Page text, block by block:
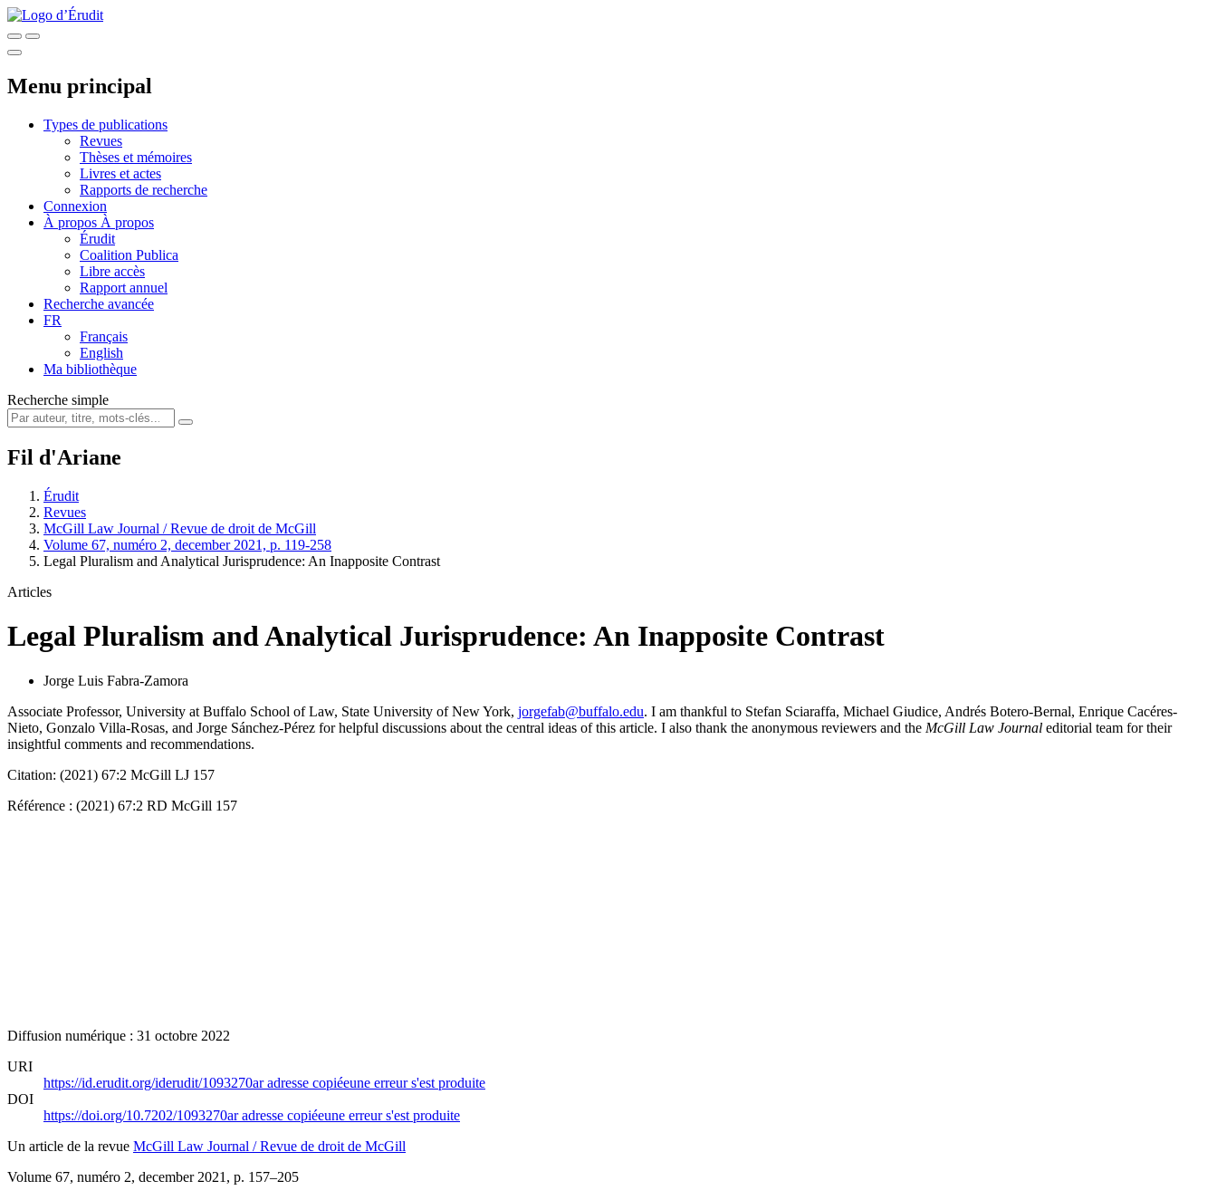
Menu principal
Types de publications
Revues
Thèses et mémoires
Livres et actes
Rapports de recherche
Connexion
À propos À propos
Érudit
Coalition Publica
Libre accès
Rapport annuel
Recherche avancée
FR
Français
English
Ma bibliothèque
Recherche simple
Fil d'Ariane
Érudit
Revues
McGill Law Journal / Revue de droit de McGill
Volume 67, numéro 2, december 2021, p. 119-258
Legal Pluralism and Analytical Jurisprudence: An Inapposite Contrast
Articles
Legal Pluralism and Analytical Jurisprudence: An Inapposite Contrast
Jorge Luis Fabra-Zamora
Associate Professor, University at Buffalo School of Law, State University of New York, jorgefab@buffalo.edu. I am thankful to Stefan Sciaraffa, Michael Giudice, Andrés Botero-Bernal, Enrique Cacéres-
Nieto, Gonzalo Villa-Rosas, and Jorge Sánchez-Pérez for helpful discussions about the central ideas of this article. I also thank the anonymous reviewers and the McGill Law Journal editorial team for their
insightful comments and recommendations.
Citation: (2021) 67:2 McGill LJ 157
Référence : (2021) 67:2 RD McGill 157
Diffusion numérique : 31 octobre 2022
URI
https://id.erudit.org/iderudit/1093270aradresse copiéeune erreur s'est produite
DOI
https://doi.org/10.7202/1093270aradresse copiéeune erreur s'est produite
Un article de la revue McGill Law Journal / Revue de droit de McGill
Volume 67, numéro 2, december 2021 , p. 157–205